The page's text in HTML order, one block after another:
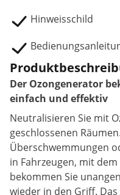
Hinweisschild
Der Ozongenerator
einfach und effektiv
Neutralisieren Sie mit
geschlossenen
Überschwemmungen
in Fahrzeugen, mit
bekommen Sie
wieder in den Griff.